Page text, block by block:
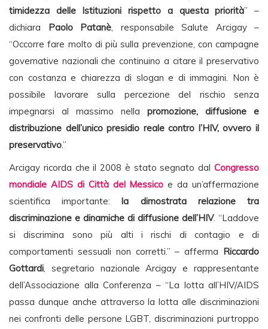
timidezza delle Istituzioni rispetto a questa priorità” –
dichiara Paolo Patanè, responsabile Salute Arcigay –
“Occorre fare molto di più sulla prevenzione, con campagne
governative nazionali che continuino a citare il preservativo
con costanza e chiarezza di slogan e di immagini. Non è
possibile lavorare sulla percezione del rischio senza
impegnarsi al massimo nella promozione, diffusione e
distribuzione dell’unico presidio reale contro l’HIV, ovvero il
preservativo.”
Arcigay ricorda che il 2008 è stato segnato dal Congresso
mondiale AIDS di Città del Messico e da un’affermazione
scientifica importante:la dimostrata relazione tra
discriminazione e dinamiche di diffusione dell’HIV. “Laddove
si discrimina sono più alti i rischi di contagio e di
comportamenti sessuali non corretti.” – afferma Riccardo
Gottardi, segretario nazionale Arcigay e rappresentante
dell’Associazione alla Conferenza – “La lotta all’HIV/AIDS
passa dunque anche attraverso la lotta alle discriminazioni
nei confronti delle persone LGBT, discriminazioni purtroppo